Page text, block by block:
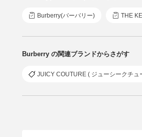
Burberry(バーバリー) THE
Burberry の関連ブランドからさがす
JUICY COUTURE ( ジューシークチュ